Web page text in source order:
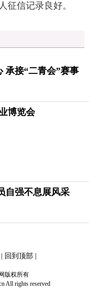
征信记录良好。
承接“二青会”赛事
博览会
自强不息展风采
回到顶部|
版权所有
All rights reserved